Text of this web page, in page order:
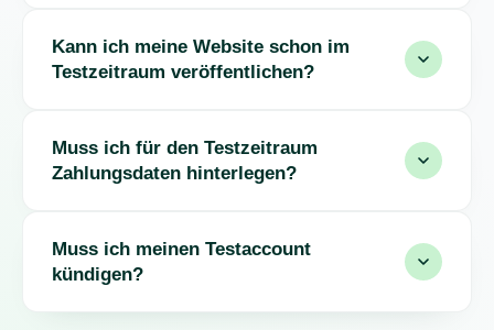
Kann ich meine Website schon im
Testzeitraum veröffentlichen?
Muss ich für den Testzeitraum
Zahlungsdaten hinterlegen?
Muss ich meinen Testaccount
kündigen?